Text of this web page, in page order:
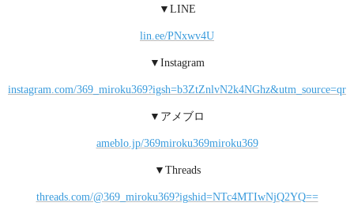
▼LINE
lin.ee/PNxwv4U
▼Instagram
instagram.com/369_miroku369?igsh=b3ZtZnlvN2k4NGhz&utm_source=qr
▼アメブロ
ameblo.jp/369miroku369miroku369
▼Threads
threads.com/@369_miroku369?igshid=NTc4MTIwNjQ2YQ==